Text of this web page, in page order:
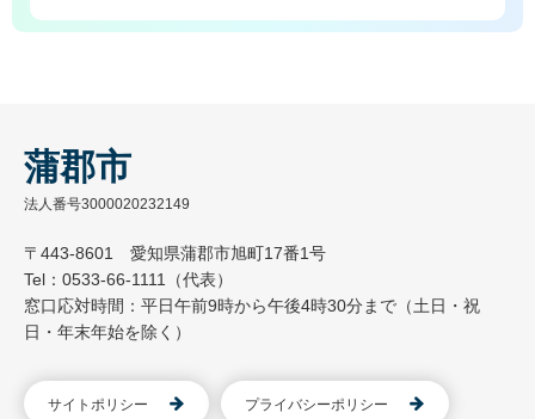
蒲郡市
法人番号3000020232149
〒443-8601 愛知県蒲郡市旭町17番1号
Tel：0533-66-1111（代表）
窓口応対時間：平日午前9時から午後4時30分まで（土日・祝
日・年末年始を除く）
サイトポリシー プライバシーポリシー